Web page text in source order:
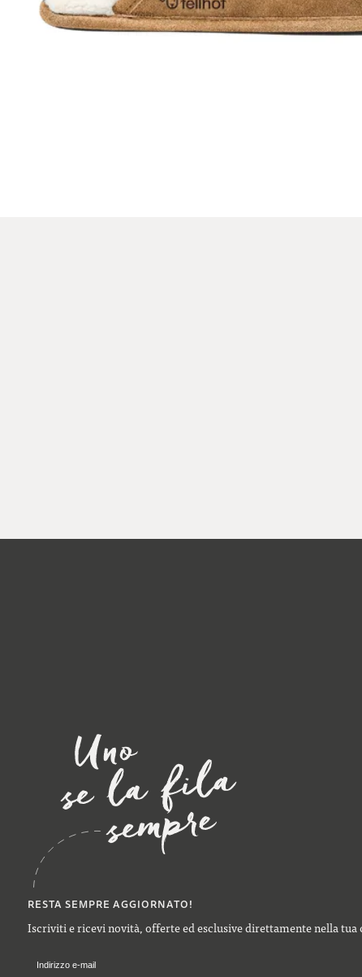
RESTA SEMPRE AGGIORNATO!
Iscriviti e ricevi novità, offerte ed esclusive direttamente nella tua